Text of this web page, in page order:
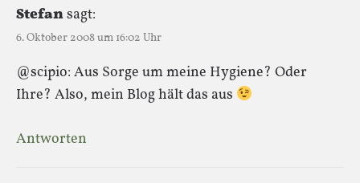
Stefansagt:
6. Oktober 2008 um 16:02 Uhr
@scipio: Aus Sorge um meine Hygiene? Oder
Ihre? Also, mein Blog hält das aus
Antworten